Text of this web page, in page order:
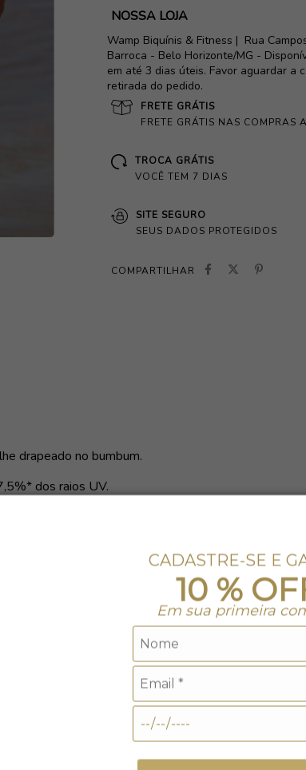
CADASTRE-SE E
10 %
Em sua primeira
NOSSA LOJA
Wamp Biquínis & Fitness | Rua
Barroca - Belo Horizonte/MG -
em até 3 dias úteis. Favor aguardar a
retirada do pedido.
FRETE GRÁTIS
FRETE GRÁTIS NAS COMPRAS
TROCA GRÁTIS
VOCÊ TEM 7 DIAS
SITE SEGURO
SEUS DADOS PROTEGIDOS
COMPARTILHAR
drapeado no bumbum.
dos raios UV.